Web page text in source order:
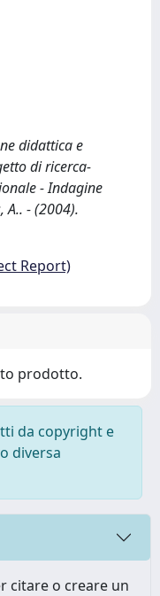
didattica e
di ricerca-
- Indagine
A.. - (2004).
Report)
prodotto.
da copyright e
diversa
citare o creare un